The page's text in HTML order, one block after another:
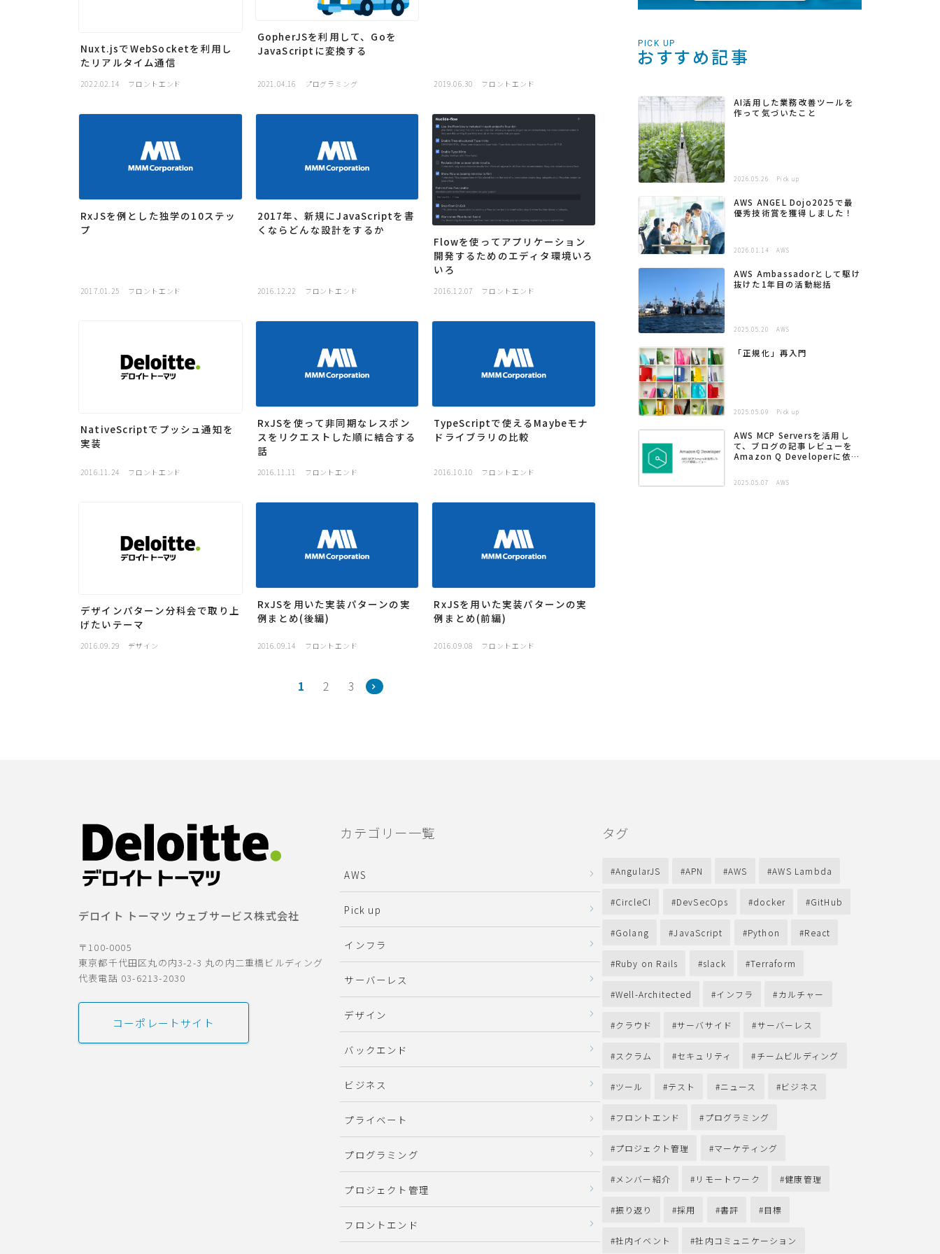
Nuxt.jsでWebSocketを利用し
たリアルタイム通信
2022.02.14 フロントエンド
GopherJSを利用して、Goを
JavaScriptに変換する
2021.04.16 プログラミング 2019.06.30 フロントエンド
RxJSを例とした独学の10ステッ
プ
2017.01.25 フロントエンド
2017年、新規にJavaScriptを書
くならどんな設計をするか
2016.12.22 フロントエンド
Flowを使ってアプリケーション
開発するためのエディタ環境いろ
いろ
2016.12.07 フロントエンド
NativeScriptでプッシュ通知を
実装
2016.11.24 フロントエンド
RxJSを使って非同期なレスポン
スをリクエストした順に結合する
話
2016.11.11 フロントエンド
TypeScriptで使えるMaybeモナ
ドライブラリの比較
2016.10.10 フロントエンド
デザインパターン分科会で取り上
げたいテーマ
2016.09.29 デザイン
RxJSを用いた実装パターンの実
例まとめ(後編)
2016.09.14 フロントエンド
RxJSを用いた実装パターンの実
例まとめ(前編)
2016.09.08 フロントエンド
1 2 3
PICK UP
おすすめ記事
AI活用した業務改善ツールを
作って気づいたこと
2026.05.26 Pick up
AWS ANGEL Dojo2025で最
優秀技術賞を獲得しました！
2026.01.14 AWS
AWS Ambassadorとして駆け
抜けた1年目の活動総括
2025.05.20 AWS
「正規化」再入門
2025.05.09 Pick up
AWS MCP Serversを活用し
て、ブログの記事レビューを
Amazon Q Developerに依頼
2025.05.07 AWS
デロイト トーマツ ウェブサービス株式会社
〒100-0005
東京都千代田区丸の内3-2-3 丸の内二重橋ビルディング
代表電話 03-6213-2030
コーポレートサイト
カテゴリー一覧
AWS
Pick up
インフラ
サーバーレス
デザイン
バックエンド
ビジネス
プライベート
プログラミング
プロジェクト管理
フロントエンド
タグ
AngularJS APN AWS AWS Lambda
CircleCI DevSecOps docker GitHub
Golang JavaScript Python React
Ruby on Rails slack Terraform
Well-Architected インフラ カルチャー
クラウド サーバサイド サーバーレス
スクラム セキュリティ チームビルディング
ツール テスト ニュース ビジネス
フロントエンド プログラミング
プロジェクト管理 マーケティング
メンバー紹介 リモートワーク 健康管理
振り返り 採用 書評 目標
社内イベント 社内コミュニケーション